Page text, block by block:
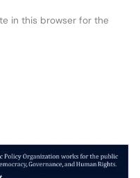
in this browser for the